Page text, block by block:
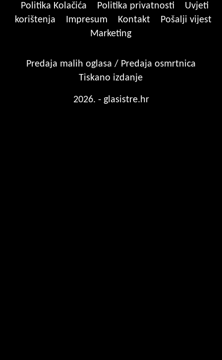
Politika Kolačića Politika privatnosti
Uvjeti
korištenja
Impresum Kontakt
Pošalji vijest
Marketing
Predaja malih oglasa / Predaja osmrtnica
Tiskano izdanje
2026. - glasistre.hr